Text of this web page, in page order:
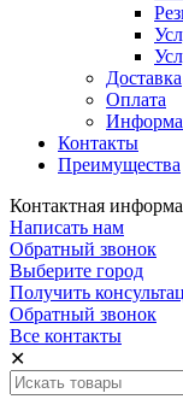
Доставка
Оплата
Контакты
Преимущества
Контактная
Написать нам
Обратный звонок
Выберите город
Получить
Обратный звонок
Все контакты
✕